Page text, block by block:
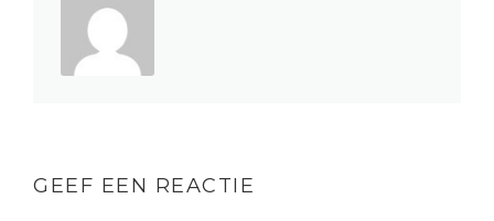
GEEF EEN REACTIE